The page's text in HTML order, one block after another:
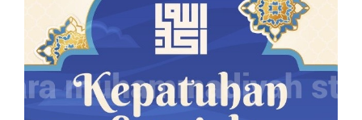
Rp. 0
Amanah dan
Pertolongan
Memoar
Kepemimpinan
Universitas
Himpunan
Putusan Tarjih
Muhammadiyah
Rp. 130.000